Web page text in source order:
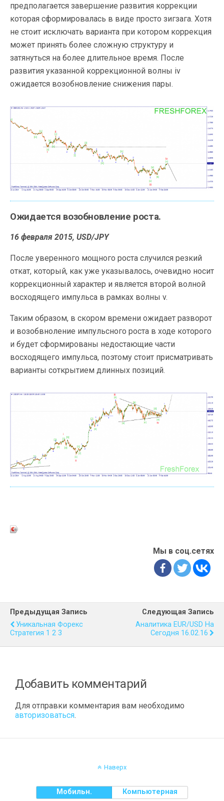
предполагается завершение развития коррекции
которая сформировалась в виде просто зигзага. Хотя
не стоит исключать варианта при котором коррекция
может принять более сложную структуру и
затянуться на более длительное время. После
развития указанной коррекционной волны iv
ожидается возобновление снижения пары.
Ожидается возобновление роста.
16 февраля 2015, USD/JPY
После уверенного мощного роста случился резкий
откат, который, как уже указывалось, очевидно носит
коррекционный характер и является второй волной
восходящего импульса в рамках волны v.
Таким образом, в скором времени ожидает разворот
и возобвноление импульсного роста в ходе которого
и будет сформированы недостающие части
восходящего импульса, поэтому стоит присматривать
варианты соткрытием длинных позиций.
Мы в соц.сетях
Предыдущая Запись
Уникальная Форекс
Стратегия 1 2 3
Следующая Запись
Аналитика EUR/USD На
Сегодня 16.02.16
Добавить комментарий
Для отправки комментария вам необходимо
авторизоваться.
Наверх
Мобильн. Компьютерная